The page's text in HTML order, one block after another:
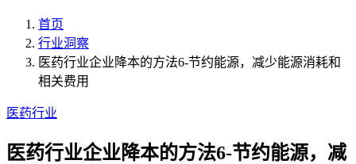
首页
行业洞察
医药行业企业降本的方法6-节约能源，减少能源消耗和
相关费用
医药行业
医药行业企业降本的方法6-节约能源，减